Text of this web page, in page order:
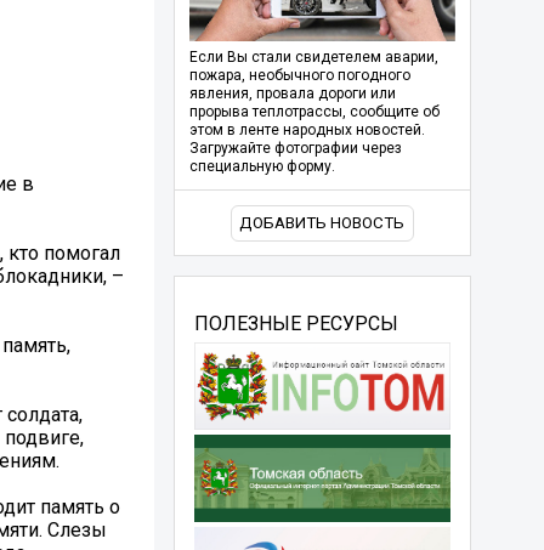
в
кто помогал
–
память о
Слезы
Если Вы стали свидетелем аварии,
пожара, необычного погодного
явления, провала дороги или
прорыва теплотрассы, сообщите об
этом в ленте народных новостей.
Загружайте фотографии через
специальную форму.
ДОБАВИТЬ НОВОСТЬ
ПОЛЕЗНЫЕ РЕСУРСЫ